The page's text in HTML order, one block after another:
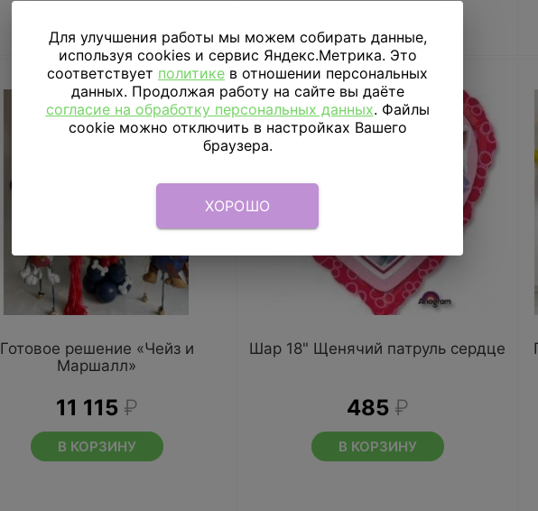
Готовое решение «Чейз и
Маршалл»
11 115 ₽
В КОРЗИНУ
Шар 18" Щенячий патруль сердце
485 ₽
В КОРЗИНУ
Для улучшения работы мы можем собирать данные,
используя cookies и сервис Яндекс.Метрика. Это
соответствует политике в отношении персональных
данных. Продолжая работу на сайте вы даёте
согласие на обработку персональных данных. Файлы
cookie можно отключить в настройках Вашего
браузера.
ХОРОШО